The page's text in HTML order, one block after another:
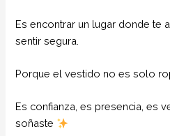
Es encontrar un lugar donde te
sentir segura.
Porque el vestido no es solo
Es confianza, es presencia, es
soñaste